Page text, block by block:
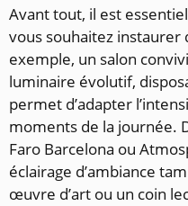
Avant tout, il est
vous souhaitez instaurer
exemple, un salon
luminaire évolutif,
permet d’adapter
moments de la journée.
Faro Barcelona ou
éclairage d’ambiance
œuvre d’art ou un coin